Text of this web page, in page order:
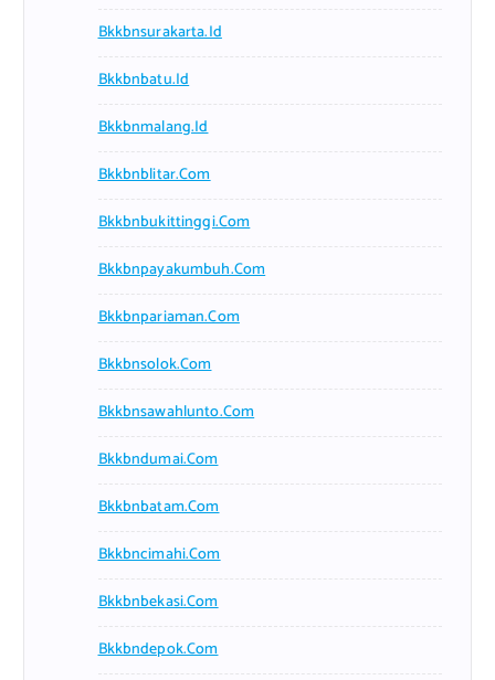
Bkkbnsurakarta.id
Bkkbnbatu.id
Bkkbnmalang.id
Bkkbnblitar.com
Bkkbnbukittinggi.com
Bkkbnpayakumbuh.com
Bkkbnpariaman.com
Bkkbnsolok.com
Bkkbnsawahlunto.com
Bkkbndumai.com
Bkkbnbatam.com
Bkkbncimahi.com
Bkkbnbekasi.com
Bkkbndepok.com